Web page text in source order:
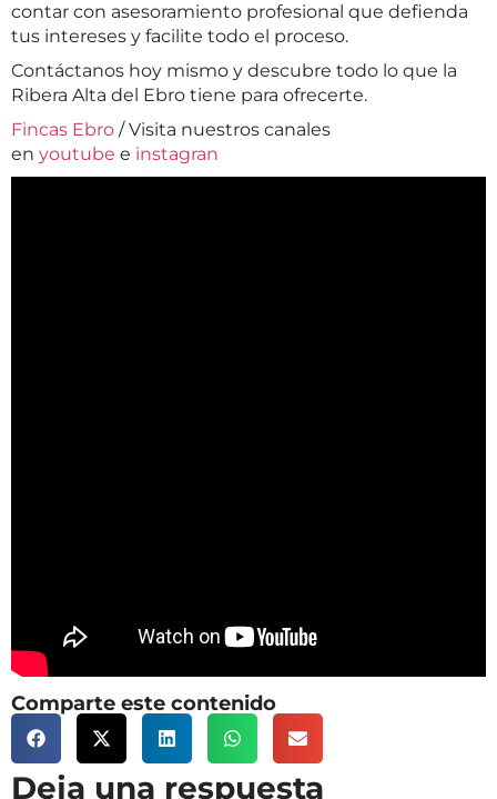
contar con asesoramiento profesional que defienda
tus intereses y facilite todo el proceso.
Contáctanos hoy mismo y descubre todo lo que la
Ribera Alta del Ebro tiene para ofrecerte.
Fincas Ebro / Visita nuestros canales
en youtube e instagran
Comparte este contenido
Deja una respuesta